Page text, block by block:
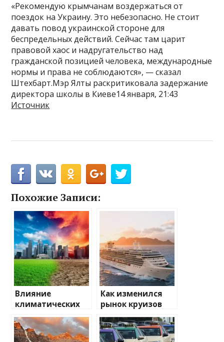
«Рекомендую крымчанам воздержаться от
поездок на Украину. Это небезопасно. Не стоит
давать повод украинской стороне для
беспредельных действий. Сейчас там царит
правовой хаос и надругательство над
гражданской позицией человека, международные
нормы и права не соблюдаются», — сказал
Штехбарт.Мэр Ялты раскритиковала задержание
директора школы в Киеве14 января, 21:43
Источник
Похожие Записи:
Влияние
климатических
изменений на
туристические
направления
Как изменился
рынок круизов
после пандемии